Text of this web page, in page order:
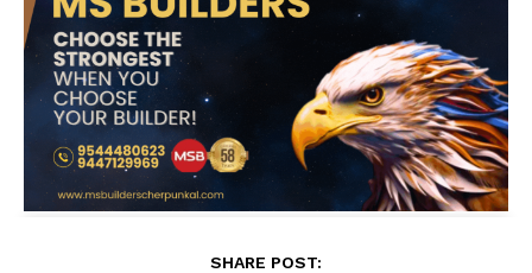
SHARE POST: